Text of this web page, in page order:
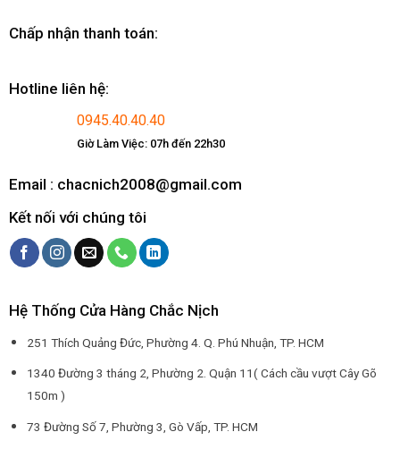
Chấp nhận thanh toán:
Hotline liên hệ:
0945.40.40.40
Giờ Làm Việc: 07h đến 22h30
Email : chacnich2008@gmail.com
Kết nối với chúng tôi
Hệ Thống Cửa Hàng Chắc Nịch
251 Thích Quảng Đức, Phường 4. Q. Phú Nhuận, TP. HCM
1340 Đường 3 tháng 2, Phường 2. Quận 11( Cách cầu vượt Cây Gõ
150m )
73 Đường Số 7, Phường 3, Gò Vấp, TP. HCM